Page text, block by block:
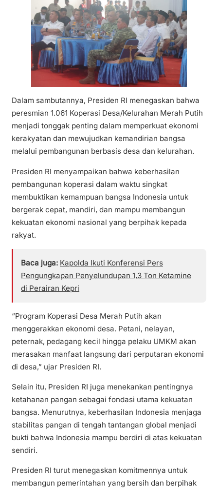
Dalam sambutannya, Presiden RI menegaskan bahwa
peresmian 1.061 Koperasi Desa/Kelurahan Merah Putih
menjadi tonggak penting dalam memperkuat ekonomi
kerakyatan dan mewujudkan kemandirian bangsa
melalui pembangunan berbasis desa dan kelurahan.
Presiden RI menyampaikan bahwa keberhasilan
pembangunan koperasi dalam waktu singkat
membuktikan kemampuan bangsa Indonesia untuk
bergerak cepat, mandiri, dan mampu membangun
kekuatan ekonomi nasional yang berpihak kepada
rakyat.
Baca juga: Kapolda Ikuti Konferensi Pers
Pengungkapan Penyelundupan 1,3 Ton Ketamine
di Perairan Kepri
“Program Koperasi Desa Merah Putih akan
menggerakkan ekonomi desa. Petani, nelayan,
peternak, pedagang kecil hingga pelaku UMKM akan
merasakan manfaat langsung dari perputaran ekonomi
di desa,” ujar Presiden RI.
Selain itu, Presiden RI juga menekankan pentingnya
ketahanan pangan sebagai fondasi utama kekuatan
bangsa. Menurutnya, keberhasilan Indonesia menjaga
stabilitas pangan di tengah tantangan global menjadi
bukti bahwa Indonesia mampu berdiri di atas kekuatan
sendiri.
Presiden RI turut menegaskan komitmennya untuk
membangun pemerintahan yang bersih dan berpihak